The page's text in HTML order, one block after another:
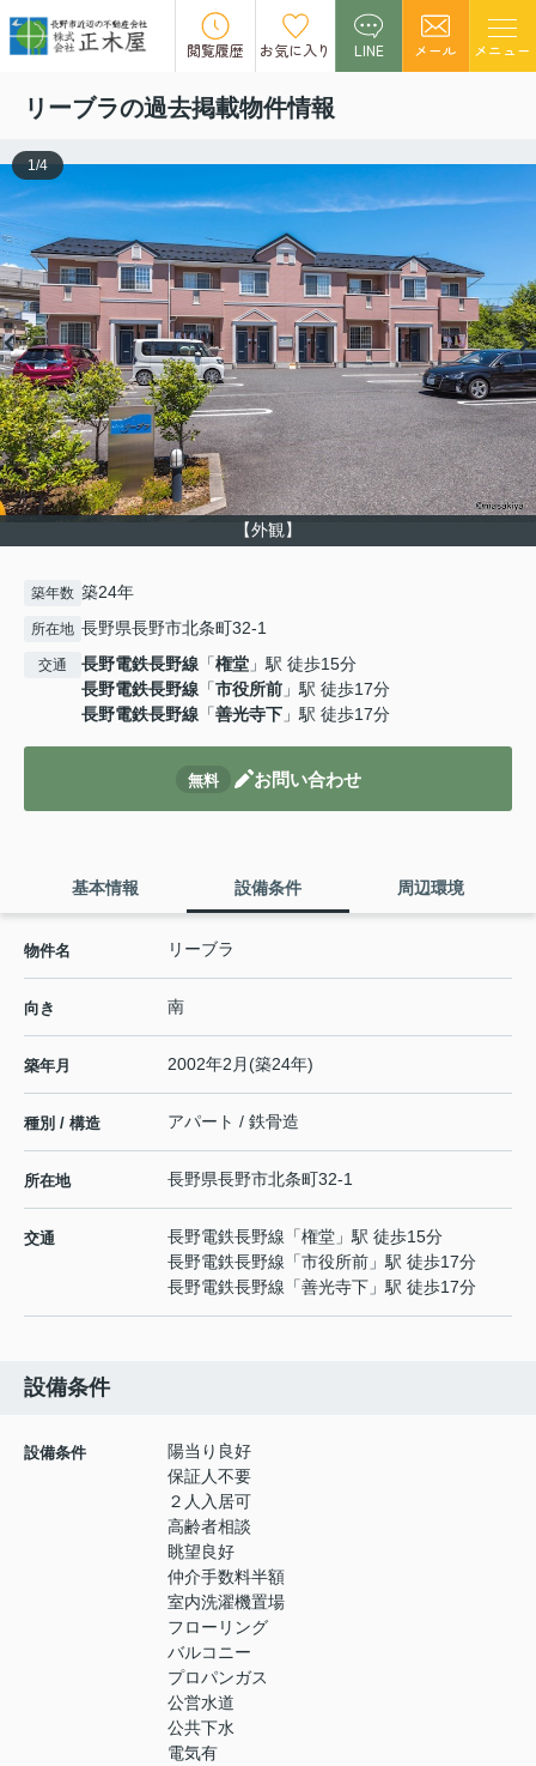
閲覧履歴 お気に入り LINE メール メニュー
この物件の募集は終了しました。
リーブラの過去掲載物件情報
【外観】
1/4
築年数 築24年
所在地 長野県長野市北条町32-1
交通 長野電鉄長野線 「権堂 」駅 徒歩15分
長野電鉄長野線 「市役所前 」駅 徒歩17分
長野電鉄長野線 「善光寺下 」駅 徒歩17分
無料 お問い合わせ
基本情報 設備条件 周辺環境
物件名 リーブラ
向き 南
築年月 2002年2月(築24年)
種別 / 構造 アパート / 鉄骨造
所在地 長野県長野市北条町32-1
交通 長野電鉄長野線 「権堂 」駅 徒歩15分
長野電鉄長野線 「市役所前 」駅 徒歩17分
長野電鉄長野線 「善光寺下 」駅 徒歩17分
設備条件
設備条件
陽当り良好
保証人不要
２人入居可
高齢者相談
眺望良好
仲介手数料半額
室内洗濯機置場
フローリング
バルコニー
プロパンガス
公営水道
公共下水
電気有